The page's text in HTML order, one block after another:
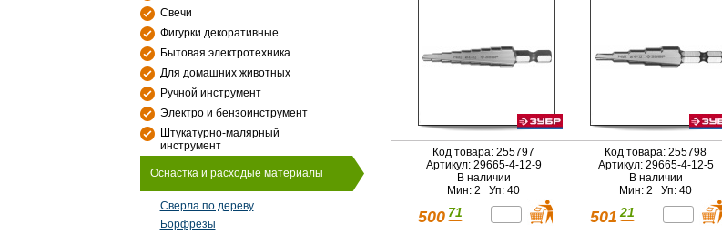
Свечи
Фигурки декоративные
Бытовая электротехника
Для домашних животных
Ручной инструмент
Электро и бензоинструмент
Штукатурно-малярный
инструмент
Оснастка и расходые материалы
Сверла по дереву
Борфрезы
Код товара: 255797
Артикул: 29665-4-12-9
В наличии
Мин: 2 Уп: 40
500 71
Код товара: 255798
Артикул: 29665-4-12-5
В наличии
Мин: 2 Уп: 40
501 21